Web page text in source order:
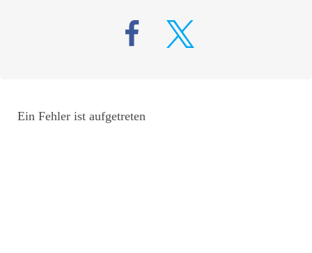
Ein Fehler ist aufgetreten